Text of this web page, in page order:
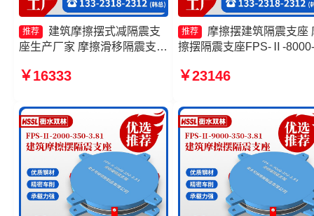
推荐
建筑摩擦摆式减隔震支
座生产厂家 摩擦滑移隔震支座
摆隔震支座FPSII-6000-400-
￥16333
推荐
摩擦摆建筑隔震支座
擦摆隔震支座FPS-Ⅱ-8000-
FPSII-1000-300-3.48厂家
￥23146